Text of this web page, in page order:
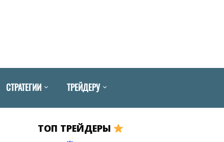
СТРАТЕГИИ ТРЕЙДЕРУ
ТОП ТРЕЙДЕРЫ